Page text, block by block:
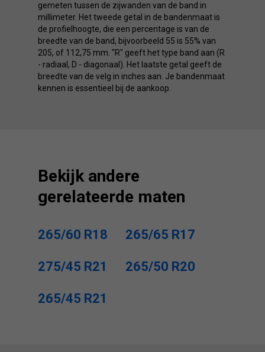
gemeten tussen de zijwanden van de band in
millimeter. Het tweede getal in de bandenmaat is
de profielhoogte, die een percentage is van de
breedte van de band, bijvoorbeeld 55 is 55% van
205, of 112,75 mm. "R" geeft het type band aan (R
- radiaal, D - diagonaal). Het laatste getal geeft de
breedte van de velg in inches aan. Je bandenmaat
kennen is essentieel bij de aankoop.
Bekijk andere
gerelateerde maten
265/60 R18 265/65 R17
275/45 R21 265/50 R20
265/45 R21